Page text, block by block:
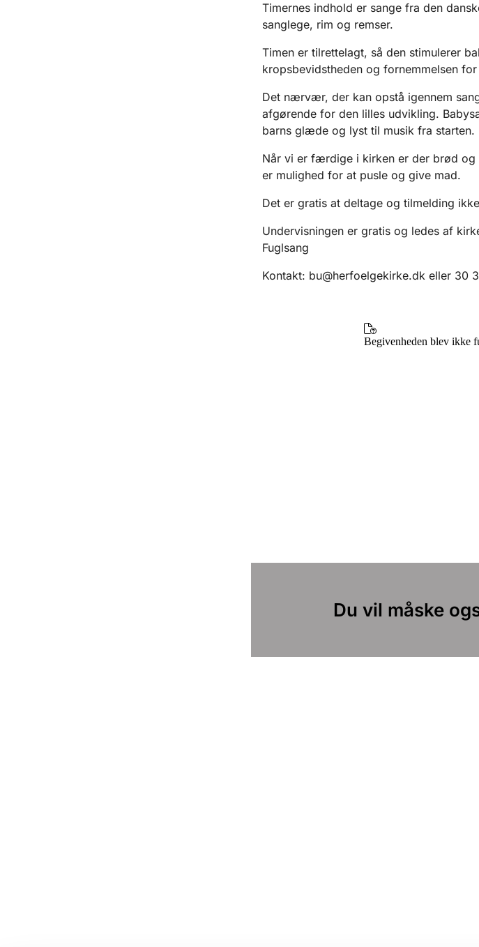
Timernes indhold er sange fra den
sanglege, rim og remser.
Timen er tilrettelagt, så den stimulerer
kropsbevidstheden og fornemmelsen
Det nærvær, der kan opstå igennem
afgørende for den lilles udvikling.
barns glæde og lyst til musik fra starten.
Når vi er færdige i kirken er der brød
er mulighed for at pusle og give mad.
Det er gratis at deltage og tilmelding
Undervisningen er gratis og ledes af
Fuglsang
Kontakt: bu@herfoelgekirke.dk eller 30
Du vil måske